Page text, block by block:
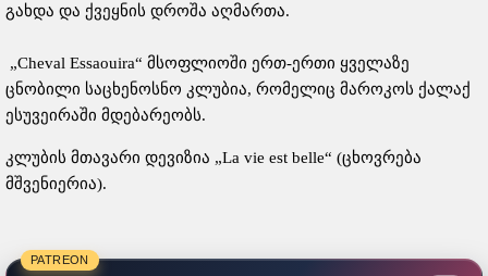
გახდა და ქვეყნის დროშა აღმართა.
„Cheval Essaouira“ მსოფლიოში ერთ-ერთი ყველაზე
ცნობილი საცხენოსნო კლუბია, რომელიც მაროკოს ქალაქ
ესუვეირაში მდებარეობს.
კლუბის მთავარი დევიზია „La vie est belle“ (ცხოვრება
მშვენიერია).
PATREON